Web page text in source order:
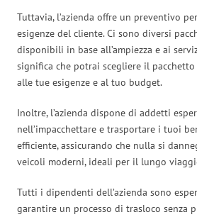
Tuttavia, l’azienda offre un preventivo
esigenze del cliente. Ci sono diversi
disponibili in base all’ampiezza e ai
significa che potrai scegliere il
alle tue esigenze e al tuo budget.
Inoltre, l’azienda dispone di addetti
nell’impacchettare e trasportare i tuoi
efficiente, assicurando che nulla si
veicoli moderni, ideali per il lungo
Tutti i dipendenti dell’azienda sono
garantire un processo di trasloco senza